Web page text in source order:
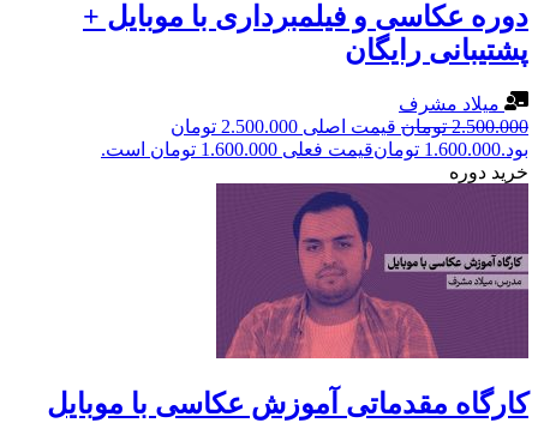
دوره عکاسی و فیلمبرداری با موبایل +
پشتیبانی رایگان
میلاد مشرف
2.500.000 تومان
قیمت اصلی 2.500.000 تومان
بود.1.600.000 تومانقیمت فعلی 1.600.000 تومان است.
خرید دوره
کارگاه مقدماتی آموزش عکاسی با موبایل